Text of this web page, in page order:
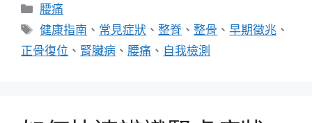
分
類
腰痛
標
籤
健康指南 、 常見症狀 、整脊 、整骨 、早期徵兆 、
正骨復位 、 腎臟病 、 腰痛 、 自我檢測